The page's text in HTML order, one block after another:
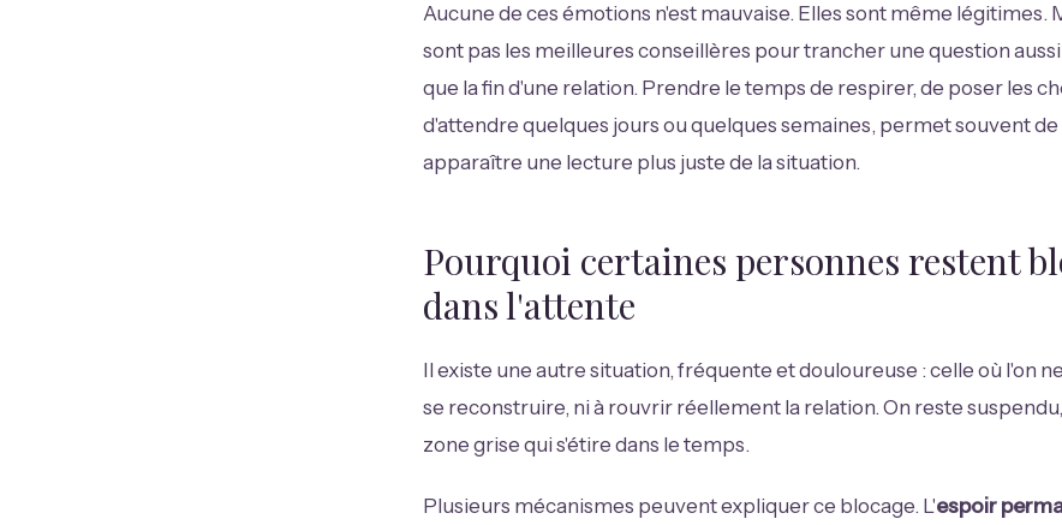
Aucune de ces émotions n'est mauvaise. Elles sont même légitimes.
sont pas les meilleures conseillères pour trancher une question
que la fin d'une relation. Prendre le temps de respirer, de poser les
d'attendre quelques jours ou quelques semaines, permet souvent
apparaître une lecture plus juste de la situation.
Pourquoi certaines personnes restent
dans l'attente
Il existe une autre situation, fréquente et douloureuse : celle où l'on
se reconstruire, ni à rouvrir réellement la relation. On reste
zone grise qui s'étire dans le temps.
Plusieurs mécanismes peuvent expliquer ce blocage. L'espoir